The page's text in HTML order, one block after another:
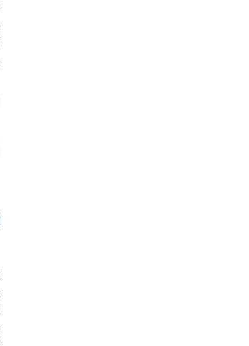
Vorentsaftung
wesentlich größere
(bis zu 50 %) als bei
Systemen.
- kürzere
herkömmlichen Systemen
Saftwege, die 4-mal
des Perfect-Flow-
und die doppelt so große